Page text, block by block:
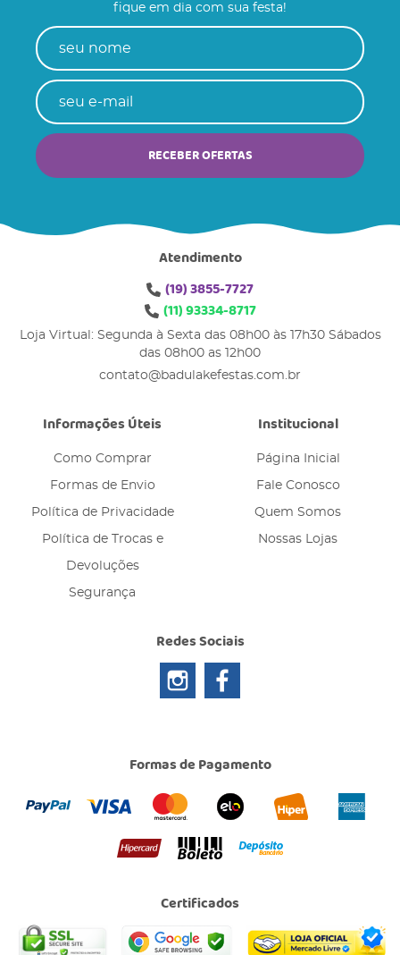
fique em dia com sua festa!
RECEBER OFERTAS
Atendimento
(19)3855-7727
(11)93334-8717
Loja Virtual: Segunda à Sexta das 08h00 às 17h30 Sábados
das 08h00 as 12h00
contato@badulakefestas.com.br
Informações Úteis
Como Comprar
Formas de Envio
Política de Privacidade
Política de Trocas e
Devoluções
Segurança
Institucional
Página Inicial
Fale Conosco
Quem Somos
Nossas Lojas
Redes Sociais
Formas de Pagamento
Certificados